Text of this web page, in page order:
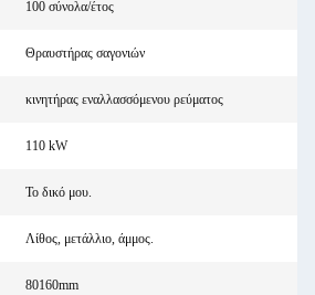
100 σύνολα/έτος
Θραυστήρας σαγονιών
κινητήρας εναλλασσόμενου ρεύματος
110 kW
Το δικό μου.
Λίθος, μετάλλιο, άμμος.
80160mm